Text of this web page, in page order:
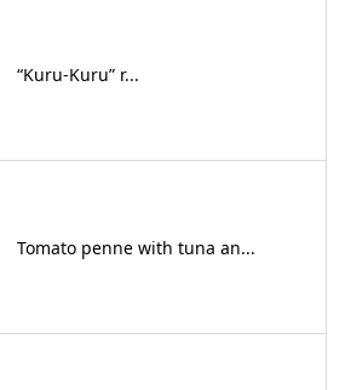
“Kuru-Kuru” r...
Tomato penne with tuna an...